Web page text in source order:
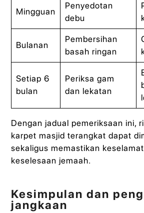
Mingguan
Penyedotan
debu
Bulanan
Pembersihan
basah ringan
Setiap 6
bulan
Periksa gam
dan lekatan
Dengan jadual pemeriksaan ini,
karpet masjid terangkat dapat
sekaligus memastikan
keselesaan jemaah.
Kesimpulan dan
jangkaan